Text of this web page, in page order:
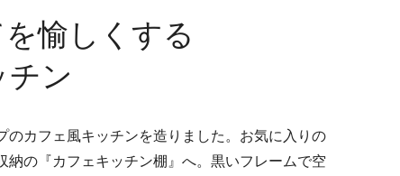
愉しくする
チン
のカフェ風キッチンを造りました。お気に入りの
納の『カフェキッチン棚』へ。黒いフレームで空